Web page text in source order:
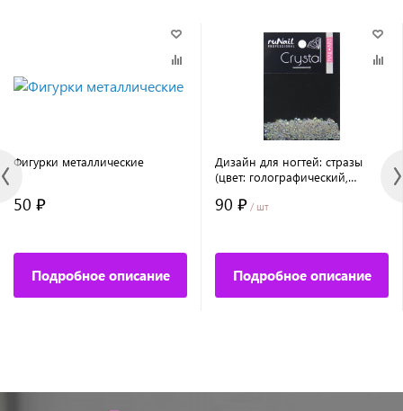
Фигурки металлические
50 ₽
Подробное описание
Дизайн для ногтей: стразы
(цвет: голографический,
90 ₽ / шт
Подробное описание